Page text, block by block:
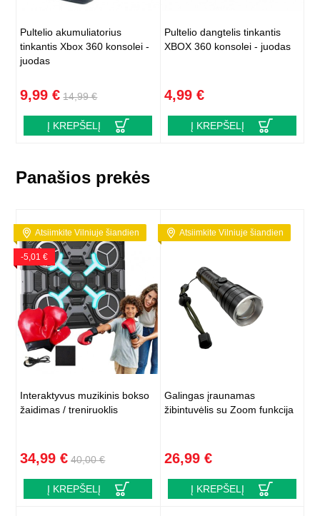
Pultelio akumuliatorius
tinkantis Xbox 360 konsolei -
juodas
9,99 € 14,99 €
Į KREPŠELĮ
Pultelio dangtelis tinkantis
XBOX 360 konsolei - juodas
4,99 €
Į KREPŠELĮ
Panašios prekės
Atsiimkite Vilniuje šiandien
-5,01 €
Interaktyvus muzikinis bokso
žaidimas / treniruoklis
34,99 € 40,00 €
Į KREPŠELĮ
Atsiimkite Vilniuje šiandien
Galingas įraunamas
žibintuvėlis su Zoom funkcija
26,99 €
Į KREPŠELĮ